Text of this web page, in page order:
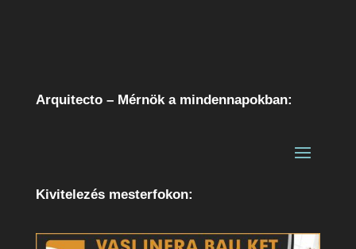
Arquitecto – Mérnök a mindennapokban:
Kivitelezés mesterfokon: